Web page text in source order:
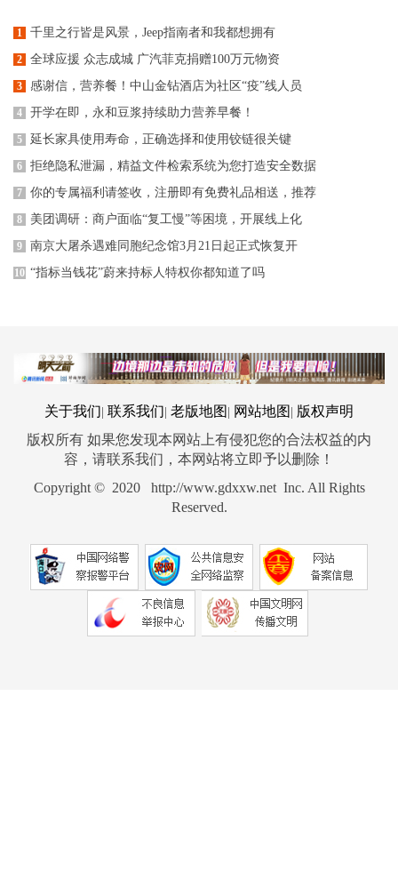
1 千里之行皆是风景，Jeep指南者和我都想拥有
2 全球应援 众志成城 广汽菲克捐赠100万元物资
3 感谢信，营养餐！中山金钻酒店为社区“疫”线人员
4 开学在即，永和豆浆持续助力营养早餐！
5 延长家具使用寿命，正确选择和使用铰链很关键
6 拒绝隐私泄漏，精益文件检索系统为您打造安全数据
7 你的专属福利请签收，注册即有免费礼品相送，推荐
8 美团调研：商户面临“复工慢”等困境，开展线上化
9 南京大屠杀遇难同胞纪念馆3月21日起正式恢复开
10 “指标当钱花”蔚来持标人特权你都知道了吗
关于我们| 联系我们| 老版地图 | 网站地图 | 版权声明
版权所有 如果您发现本网站上有侵犯您的合法权益的内
容，请联系我们，本网站将立即予以删除！
Copyright © 2020 http://www.gdxxw.net Inc. All Rights
Reserved.